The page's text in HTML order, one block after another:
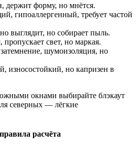
держит форму, но мнётся.
гипоаллергенный, требует частой
выглядит, но собирает пыль.
пропускает свет, но маркая.
шумоизоляция, но
износостойкий, но капризен в
окнами выбирайте блэкаут
северных — лёгкие
расчёта